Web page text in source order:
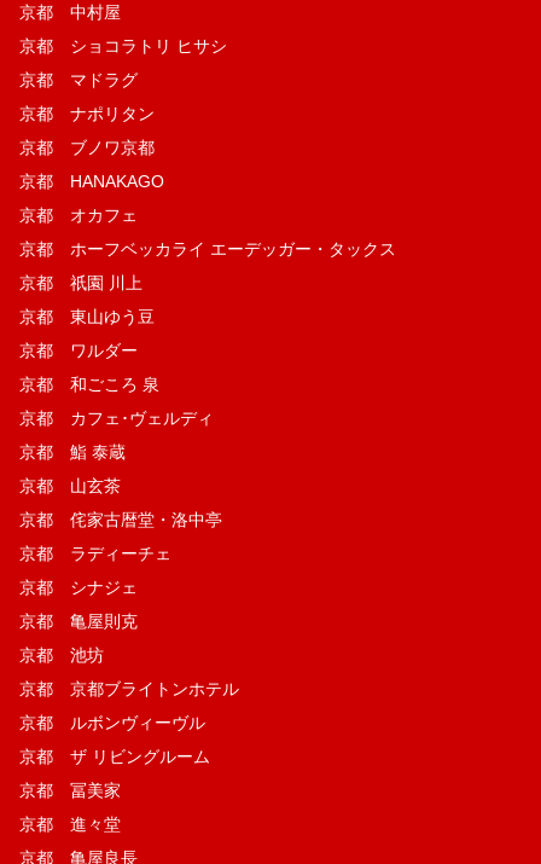
京都 中村屋
京都 ショコラトリ ヒサシ
京都 マドラグ
京都 ナポリタン
京都 ブノワ京都
京都 HANAKAGO
京都 オカフェ
京都 ホーフベッカライ エーデッガー・タックス
京都 祇園 川上
京都 東山ゆう豆
京都 ワルダー
京都 和ごころ 泉
京都 カフェ･ヴェルディ
京都 鮨 泰蔵
京都 山玄茶
京都 侘家古暦堂・洛中亭
京都 ラディーチェ
京都 シナジェ
京都 亀屋則克
京都 池坊
京都 京都ブライトンホテル
京都 ルボンヴィーヴル
京都 ザ リビングルーム
京都 冨美家
京都 進々堂
京都 亀屋良長